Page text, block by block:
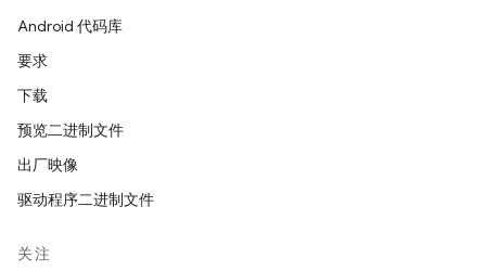
Android 代码库
要求
下载
预览二进制文件
出厂映像
驱动程序二进制文件
关注